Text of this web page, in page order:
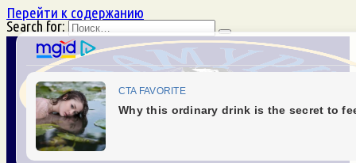
Перейти к содержанию
Search for: